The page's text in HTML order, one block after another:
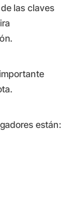
las claves
están: